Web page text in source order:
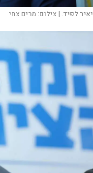
יאיר לפיד. | צילום:מרים צחי